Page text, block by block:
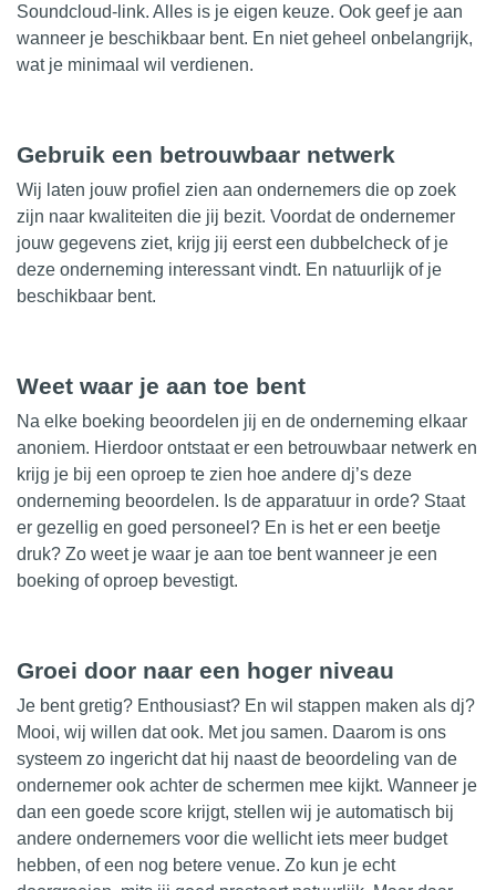
Soundcloud-link. Alles is je eigen keuze. Ook geef je aan
wanneer je beschikbaar bent. En niet geheel onbelangrijk,
wat je minimaal wil verdienen.
Gebruik een betrouwbaar netwerk
Wij laten jouw profiel zien aan ondernemers die op zoek
zijn naar kwaliteiten die jij bezit. Voordat de ondernemer
jouw gegevens ziet, krijg jij eerst een dubbelcheck of je
deze onderneming interessant vindt. En natuurlijk of je
beschikbaar bent.
Weet waar je aan toe bent
Na elke boeking beoordelen jij en de onderneming elkaar
anoniem. Hierdoor ontstaat er een betrouwbaar netwerk en
krijg je bij een oproep te zien hoe andere dj’s deze
onderneming beoordelen. Is de apparatuur in orde? Staat
er gezellig en goed personeel? En is het er een beetje
druk? Zo weet je waar je aan toe bent wanneer je een
boeking of oproep bevestigt.
Groei door naar een hoger niveau
Je bent gretig? Enthousiast? En wil stappen maken als dj?
Mooi, wij willen dat ook. Met jou samen. Daarom is ons
systeem zo ingericht dat hij naast de beoordeling van de
ondernemer ook achter de schermen mee kijkt. Wanneer je
dan een goede score krijgt, stellen wij je automatisch bij
andere ondernemers voor die wellicht iets meer budget
hebben, of een nog betere venue. Zo kun je echt